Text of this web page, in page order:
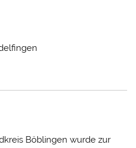
Böblingen wurde zur